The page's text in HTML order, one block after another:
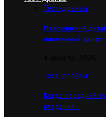
Тест-драйвы
Итальянский
пламенный
Тест-драйвы
Когда передний
владения…